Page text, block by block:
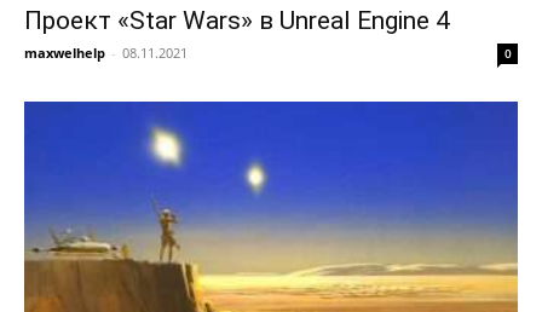
Проект «Star Wars» в Unreal Engine 4
maxwelhelp - 08.11.2021 0